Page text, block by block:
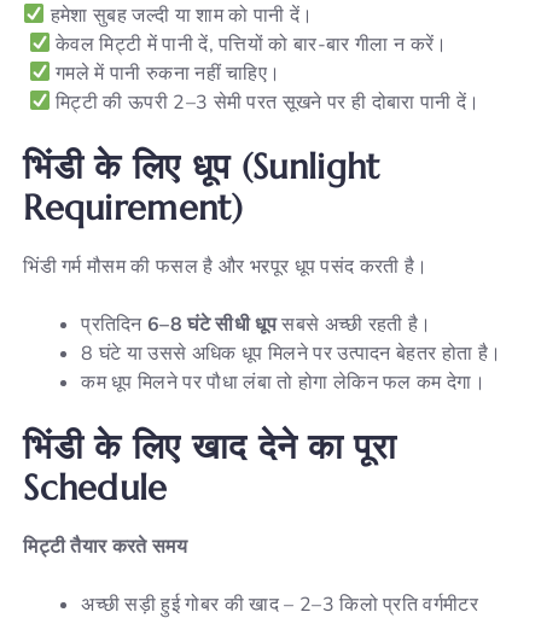
हमेशा सुबह जल्दी या शाम को पानी दें।
केवल मिट्टी में पानी दें, पत्तियों को बार-बार गीला न करें।
गमले में पानी रुकना नहीं चाहिए।
मिट्टी की ऊपरी 2–3 सेमी परत सूखने पर ही दोबारा पानी दें।
भिंडी के लिए धूप(Sunlight
Requirement)
भिंडी गर्म मौसम की फसल है और भरपूर धूप पसंद करती है।
प्रतिदिन6–8 घंटे सीधी धूपसबसे अच्छी रहती है।
8 घंटे या उससे अधिक धूप मिलने पर उत्पादन बेहतर होता है।
कम धूप मिलने पर पौधा लंबा तो होगा लेकिन फल कम देगा।
भिंडी के लिए खाद देने का पूरा
Schedule
मिट्टीतैयारकरतेसमय
अच्छी सड़ी हुई गोबर की खाद – 2–3 किलो प्रति वर्गमीटर